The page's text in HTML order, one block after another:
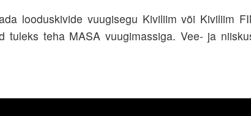
looduskivide vuugisegu Kiviliim või Kiviliim
tuleks teha MASA vuugimassiga. Vee- ja